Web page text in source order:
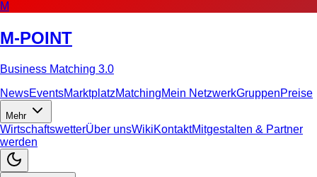
M
M-POINT
Business Matching 3.0
NewsEventsMarktplatzMatchingMein NetzwerkGruppenPreise
Mehr
WirtschaftswetterÜber unsWikiKontaktMitgestalten & Partner
werden